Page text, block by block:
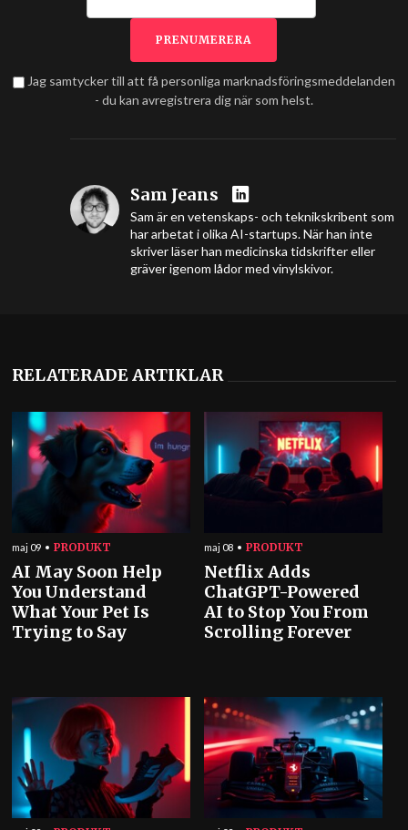
Jag samtycker till att få personliga marknadsföringsmeddelanden
- du kan avregistrera dig när som helst.
Sam Jeans
Sam är en vetenskaps- och teknikskribent som
har arbetat i olika AI-startups. När han inte
skriver läser han medicinska tidskrifter eller
gräver igenom lådor med vinylskivor.
RELATERADE ARTIKLAR
maj 09 PRODUKT
AI May Soon Help
You Understand
What Your Pet Is
Trying to Say
maj 08 PRODUKT
Netflix Adds
ChatGPT-Powered
AI to Stop You From
Scrolling Forever